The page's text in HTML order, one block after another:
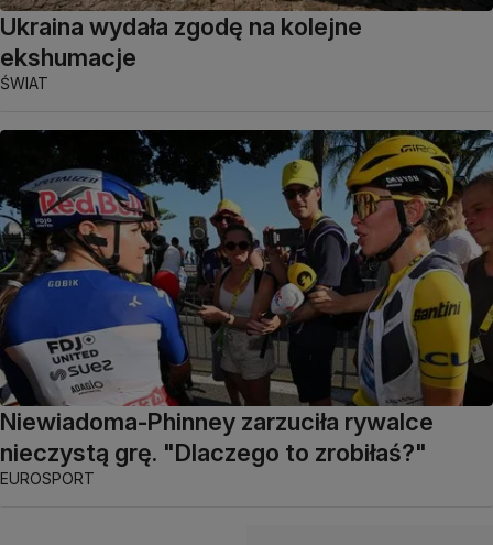
Ukraina wydała zgodę na kolejne
ekshumacje
ŚWIAT
Niewiadoma-Phinney zarzuciła rywalce
nieczystą grę. "Dlaczego to zrobiłaś?"
EUROSPORT